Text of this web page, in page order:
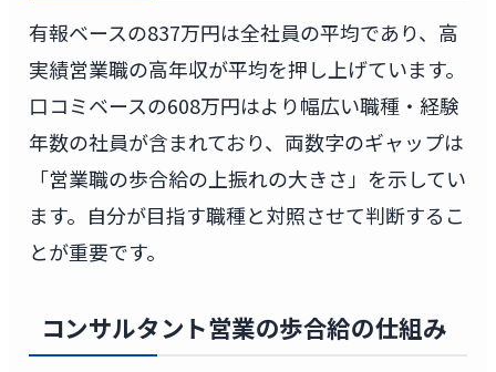
有報ベースの837万円は全社員の平均であり、高
実績営業職の高年収が平均を押し上げています。
口コミベースの608万円はより幅広い職種・経験
年数の社員が含まれており、両数字のギャップは
「営業職の歩合給の上振れの大きさ」を示してい
ます。自分が目指す職種と対照させて判断するこ
とが重要です。
コンサルタント営業の歩合給の仕組み